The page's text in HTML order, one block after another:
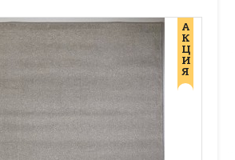
А
К
Ц
И
Я